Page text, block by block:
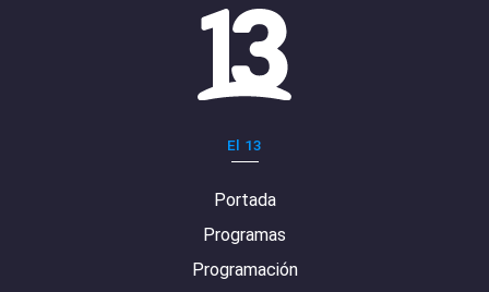
El 13
Portada
Programas
Programación